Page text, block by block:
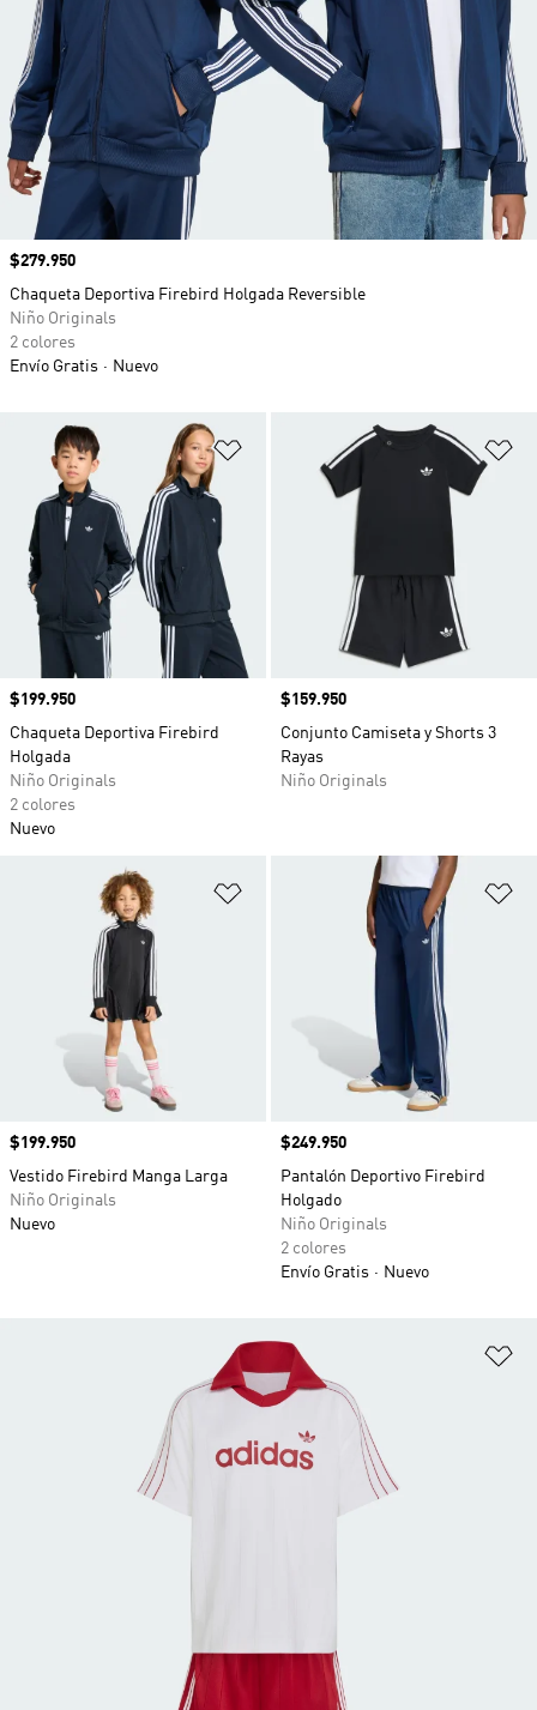
Añadir a la lista de deseos
Precio
$199.950
Chaqueta Deportiva Firebird
Holgada
Niño Originals
2 colores
Nuevo
Precio
$159.950
Conjunto Camiseta y Shorts 3
Rayas
Niño Originals
Añadir a la lista de deseos
Precio
$199.950
Vestido Firebird Manga Larga
Niño Originals
Nuevo
Precio
$249.950
Pantalón Deportivo Firebird
Holgado
Niño Originals
2 colores
Envío Gratis
Nuevo
Precio
$279.950
Chaqueta Deportiva Firebird Holgada Reversible
Niño Originals
2 colores
Envío Gratis
Nuevo